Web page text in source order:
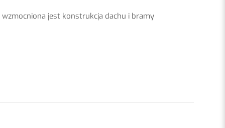
jest konstrukcja dachu i bramy